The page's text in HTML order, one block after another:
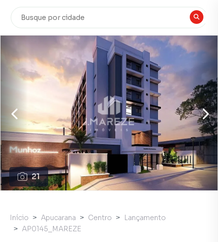
21
Início Apucarana Centro
Lançamento
AP0145_MAREZE